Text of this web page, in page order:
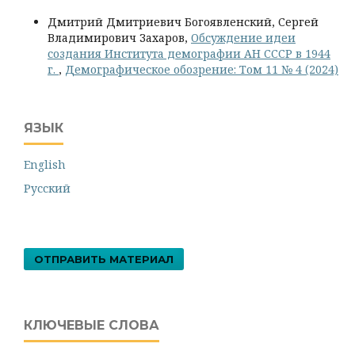
Дмитрий Дмитриевич Богоявленский, Сергей
Владимирович Захаров, Обсуждение идеи
создания Института демографии АН СССР в 1944
г. , Демографическое обозрение: Том 11 № 4 (2024)
ЯЗЫК
English
Русский
ОТПРАВИТЬ МАТЕРИАЛ
КЛЮЧЕВЫЕ СЛОВА